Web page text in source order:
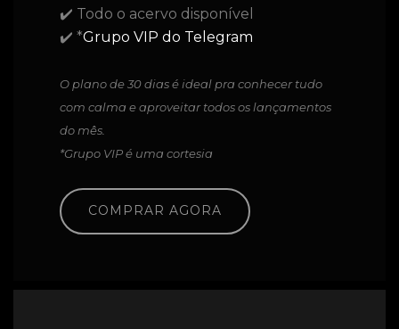
✔️ Todo o acervo disponível
✔️ *Grupo VIP do Telegram
O plano de 30 dias é ideal pra conhecer tudo
com calma e aproveitar todos os lançamentos
do mês.
*Grupo VIP é uma cortesia
COMPRAR AGORA